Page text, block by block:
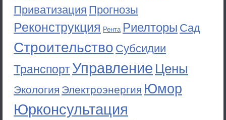
Приватизация Прогнозы
Реконструкция Рента Риелторы Сад
Строительство Субсидии
ТранспортУправление Цены
Экология Электроэнергия Юмор
Юрконсультация